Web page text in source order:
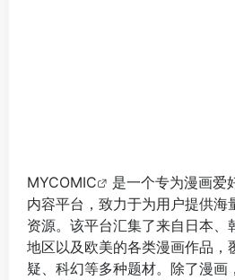
MYCOMIC
是一个专为漫画爱
内容平台，致力于为用户提供海
资源。该平台汇集了来自日本、
地区以及欧美的各类漫画作品，
疑、科幻等多种题材。除了漫画